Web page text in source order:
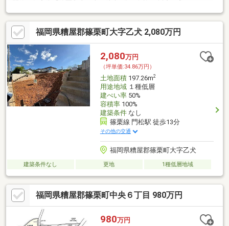
住環境です♪
福岡県糟屋郡篠栗町大字乙犬 2,080万円
2,080万円
（坪単価:34.86万円）
土地面積197.26m2
用途地域１種低層
建ぺい率50%
容積率100%
建築条件なし
篠栗線 門松駅 徒歩13分
その他の交通
福岡県糟屋郡篠栗町大字乙犬
建築条件なし 更地 1種低層地域
福岡県糟屋郡篠栗町中央６丁目 980万円
980万円